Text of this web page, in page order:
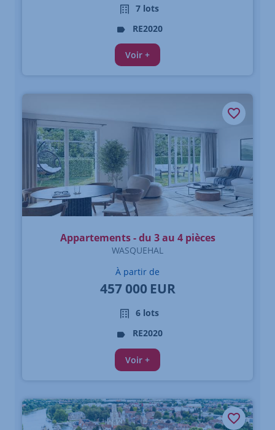
7 lots
RE2020
Voir +
Appartements - du 3 au 4 pièces
WASQUEHAL
À partir de
457 000 EUR
6 lots
RE2020
Voir +